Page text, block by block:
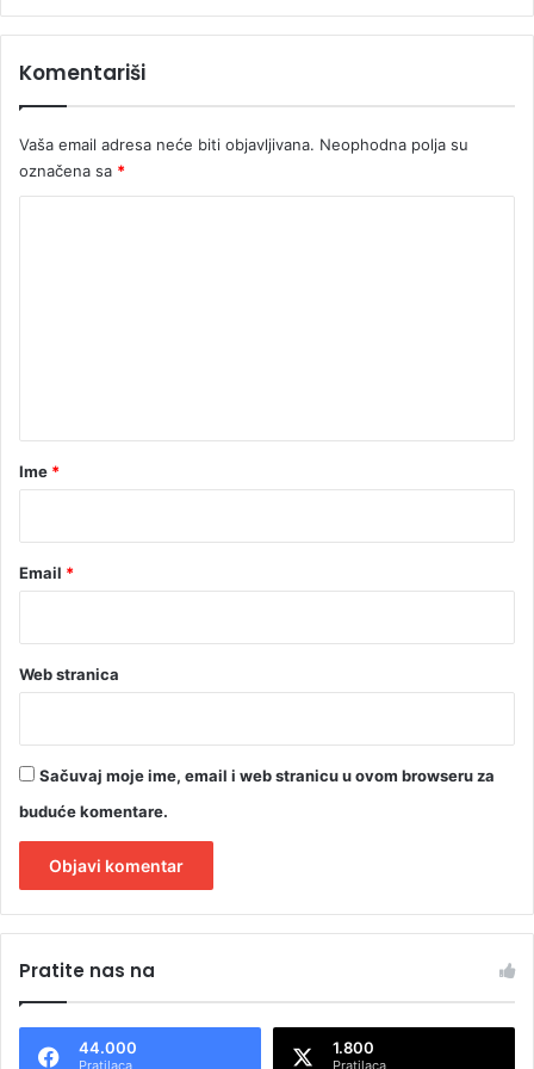
m
a
l
o
e
v
r
Komentariši
Vaša email adresa neće biti objavljivana. Neophodna polja su
označena sa *
rIme *
Email *
Web stranica
Sačuvaj moje ime, email i web stranicu u ovom browseru za
buduće komentare.
tPratite nas na
44.000
Pratilaca
1.800
Pratilaca